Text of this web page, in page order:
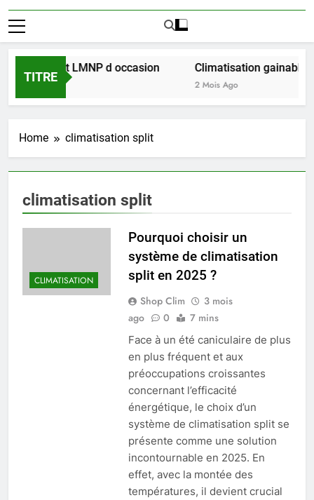
TITRE
l achat LMNP d occasion Climatisation gainable
2 Mois Ago
Home climatisation split
climatisation split
CLIMATISATION
Pourquoi choisir un
système de climatisation
split en 2025 ?
Shop Clim
3 mois
ago
0 7 mins
Face à un été caniculaire de plus
en plus fréquent et aux
préoccupations croissantes
concernant l’efficacité
énergétique, le choix d’un
système de climatisation split se
présente comme une solution
incontournable en 2025. En
effet, avec la montée des
températures, il devient crucial